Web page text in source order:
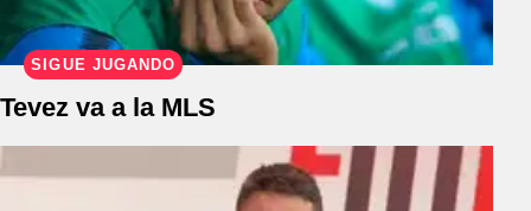
SIGUE JUGANDO
Tevez va a la MLS